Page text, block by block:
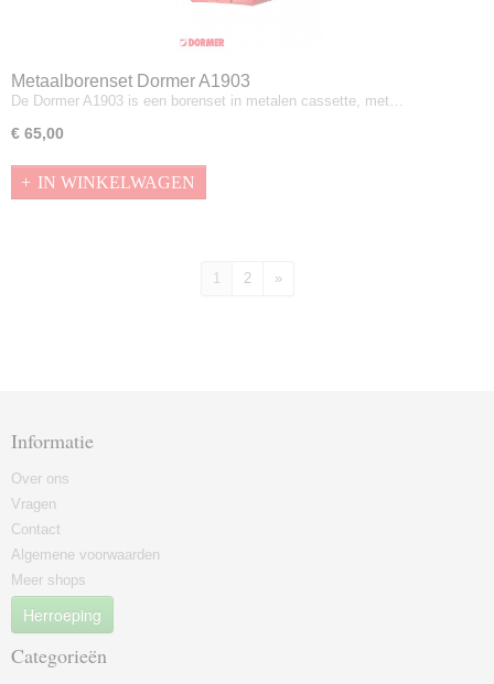
Metaalborenset Dormer A1903
De Dormer A1903 is een borenset in metalen cassette, met…
€ 65,00
IN WINKELWAGEN
1 2 »
Informatie
Over ons
Vragen
Contact
Algemene voorwaarden
Meer shops
Herroeping
Categorieën